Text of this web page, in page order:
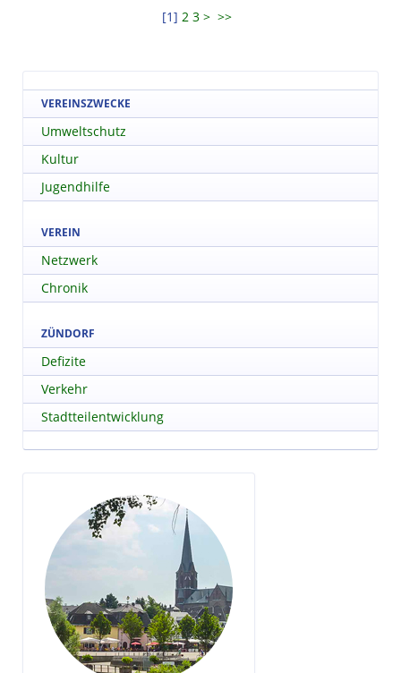
[1] 2 3 > >>
VEREINSZWECKE
Umweltschutz
Kultur
Jugendhilfe
VEREIN
Netzwerk
Chronik
ZÜNDORF
Defizite
Verkehr
Stadtteilentwicklung